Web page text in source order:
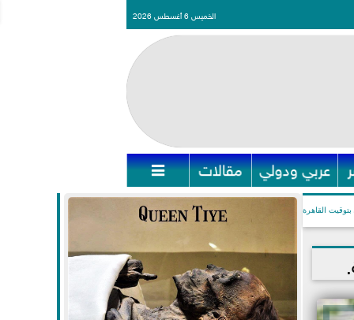
الخميس 6 أغسطس 2026
عربي ودولي مقالات 
بتوقيت القاهرة